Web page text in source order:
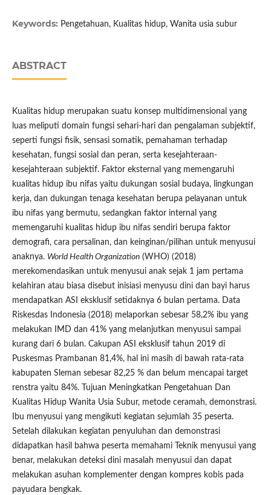
Keywords: Pengetahuan, Kualitas hidup, Wanita usia subur
ABSTRACT
Kualitas hidup merupakan suatu konsep multidimensional yang
luas meliputi domain fungsi sehari-hari dan pengalaman subjektif,
seperti fungsi fisik, sensasi somatik, pemahaman terhadap
kesehatan, fungsi sosial dan peran, serta kesejahteraan-
kesejahteraan subjektif. Faktor eksternal yang memengaruhi
kualitas hidup ibu nifas yaitu dukungan sosial budaya, lingkungan
kerja, dan dukungan tenaga kesehatan berupa pelayanan untuk
ibu nifas yang bermutu, sedangkan faktor internal yang
memengaruhi kualitas hidup ibu nifas sendiri berupa faktor
demografi, cara persalinan, dan keinginan/pilihan untuk menyusui
anaknya. World Health Organization(WHO) (2018)
merekomendasikan untuk menyusui anak sejak 1 jam pertama
kelahiran atau biasa disebut inisiasi menyusu dini dan bayi harus
mendapatkan ASI eksklusif setidaknya 6 bulan pertama. Data
Riskesdas Indonesia (2018) melaporkan sebesar 58,2% ibu yang
melakukan IMD dan 41% yang melanjutkan menyusui sampai
kurang dari 6 bulan. Cakupan ASI eksklusif tahun 2019 di
Puskesmas Prambanan 81,4%, hal ini masih di bawah rata-rata
kabupaten Sleman sebesar 82,25 % dan belum mencapai target
renstra yaitu 84%. Tujuan Meningkatkan Pengetahuan Dan
Kualitas Hidup Wanita Usia Subur, metode ceramah, demonstrasi.
Ibu menyusui yang mengikuti kegiatan sejumlah 35 peserta.
Setelah dilakukan kegiatan penyuluhan dan demonstrasi
didapatkan hasil bahwa peserta memahami Teknik menyusui yang
benar, melakukan deteksi dini masalah menyusui dan dapat
melakukan asuhan komplementer dengan kompres kobis pada
payudara bengkak.